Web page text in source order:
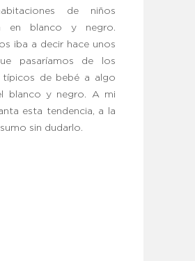
de niños
en blanco y negro.
iba a decir hace unos
pasaríamos de los
típicos de bebé a algo
blanco y negro. A mi
esta tendencia, a la
sin dudarlo.